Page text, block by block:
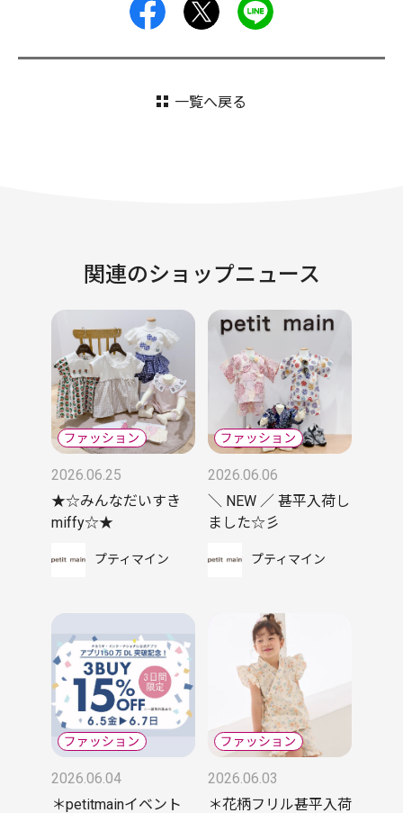
facebook
一覧へ戻る
関連のショップニュース
2026.06.25
★☆みんなだいすき
miffy☆★
プティマイン
2026.06.06
＼ NEW ／ 甚平入荷し
ました☆彡
プティマイン
2026.06.04
＊petitmainイベント
2026.06.03
＊花柄フリル甚平入荷